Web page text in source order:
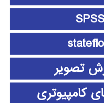
تصویر
کامپیوتری